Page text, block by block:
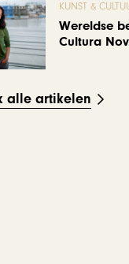
KUNST &
Wereldse
Cultura
alle artikelen